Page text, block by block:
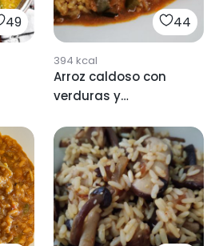
49 44
394 kcal
Arroz caldoso con
verduras y